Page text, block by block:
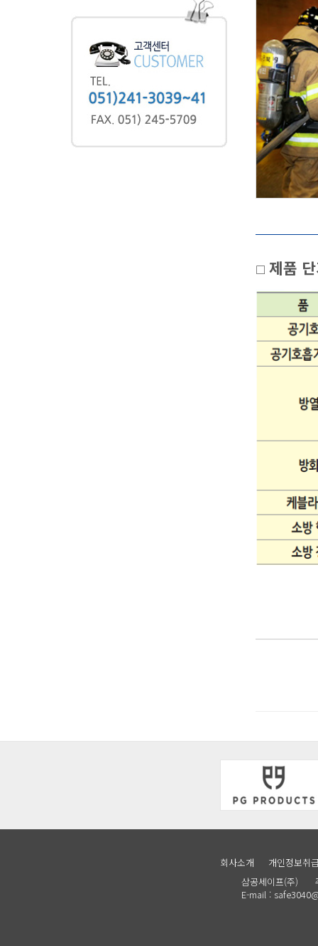
□ 제품
회사소개
개인정보취
삼공세이프(주)
E-mail :